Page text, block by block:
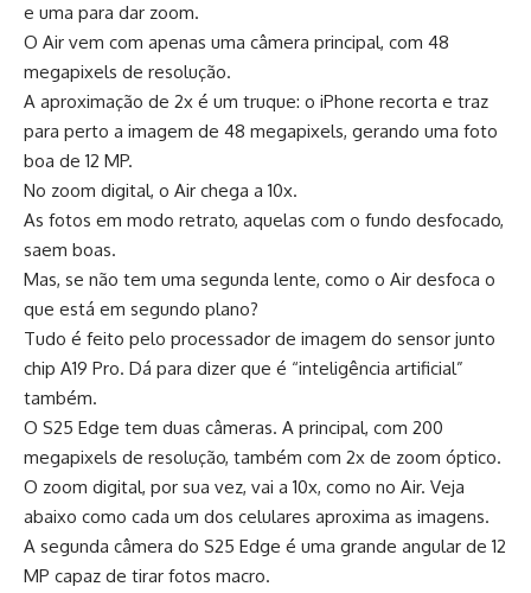
e uma para dar zoom.
O Air vem com apenas uma câmera principal, com 48
megapixels de resolução.
A aproximação de 2x é um truque: o iPhone recorta e traz
para perto a imagem de 48 megapixels, gerando uma foto
boa de 12 MP.
No zoom digital, o Air chega a 10x.
As fotos em modo retrato, aquelas com o fundo desfocado,
saem boas.
Mas, se não tem uma segunda lente, como o Air desfoca o
que está em segundo plano?
Tudo é feito pelo processador de imagem do sensor junto
chip A19 Pro. Dá para dizer que é “inteligência artificial”
também.
O S25 Edge tem duas câmeras. A principal, com 200
megapixels de resolução, também com 2x de zoom óptico.
O zoom digital, por sua vez, vai a 10x, como no Air. Veja
abaixo como cada um dos celulares aproxima as imagens.
A segunda câmera do S25 Edge é uma grande angular de 12
MP capaz de tirar fotos macro.